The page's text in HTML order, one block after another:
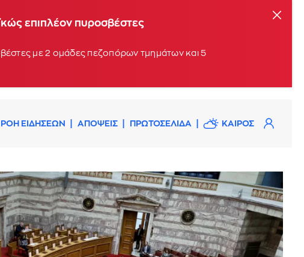
επιπλέον πυροσβέστες
με 2 ομάδες πεζοπόρων τμημάτων και 5
ΡΟΗ ΕΙΔΗΣΕΩΝ ΑΠΟΨΕΙΣ ΠΡΩΤΟΣΕΛΙΔΑ ΚΑΙΡΟΣ